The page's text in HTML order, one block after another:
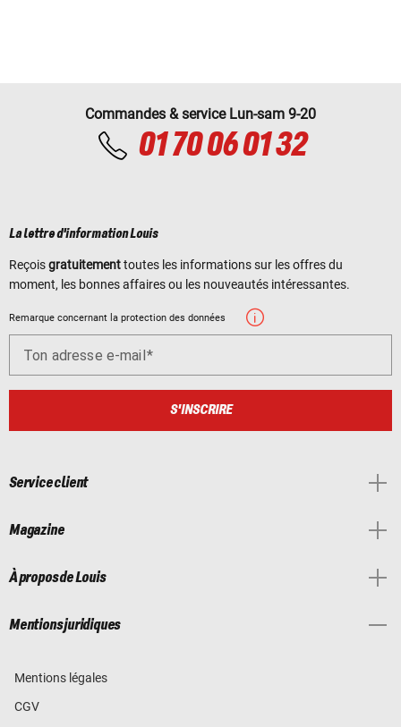
Commandes & service Lun-sam 9-20
01 70 06 01 32
La lettre d'information Louis
Reçoisgratuitementtoutes les informations sur les offres du
moment, les bonnes affaires ou les nouveautés intéressantes.
Remarque concernant la protection des données
Ton adresse e-mail
S'INSCRIRE
Service client
Magazine
À propos de Louis
Mentions juridiques
Mentions légales
CGV